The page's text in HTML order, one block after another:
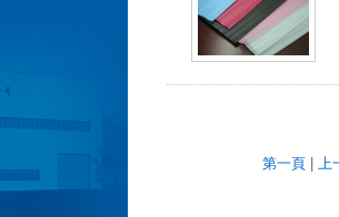
第一頁 上